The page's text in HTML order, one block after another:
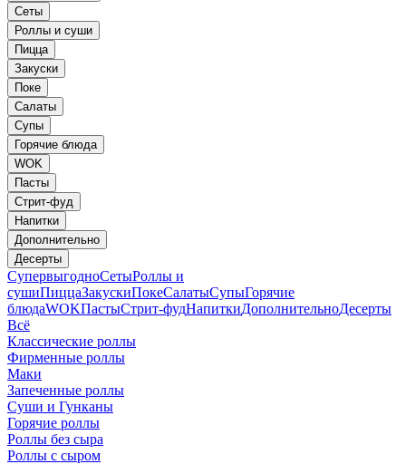
Сеты
Роллы и суши
Пицца
Закуски
Поке
Салаты
Супы
Горячие блюда
WOK
Пасты
Стрит-фуд
Напитки
Дополнительно
Десерты
СупервыгодноСетыРоллы и
сушиПиццаЗакускиПокеСалатыСупыГорячие
блюдаWOKПастыСтрит-фудНапиткиДополнительноДесерты
Всё
Классические роллы
Фирменные роллы
Маки
Запеченные роллы
Суши и Гунканы
Горячие роллы
Роллы без сыра
Роллы с сыром